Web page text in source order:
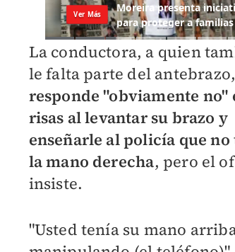
La conductora, a quien
le falta parte del antebrazo,
responde "obviamente no"
risas al levantar su brazo y
enseñarle al policía que no
la mano derecha, pero el
insiste.
"Usted tenía su mano